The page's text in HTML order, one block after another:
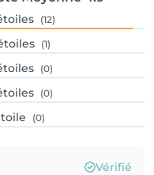
(12)
(1)
(0)
(0)
(0)
Vérifié